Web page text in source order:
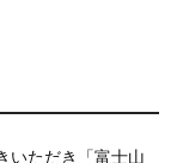
いただき「富士山